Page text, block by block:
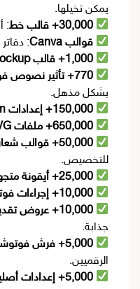
يمكن تخيلها.
30,000+ قالب خط
:
قوالب Canva
:
1,000+ قالب Mockup
770+ تأثير نصوص فوتوشوب
بشكل مذهل.
150,000+ إعدادات Lightroom
650,000+ ملفات SVG
50,000+ قوالب شعارات
للتخصيص.
25,000+ أيقونة متجهة
10,000+ إجراءات فوتوشوب
10,000+ عروض تقديمية وإنفوجرافيك
جذابة.
5,000+ فرش فوتوشوب
الرقميين.
5,000+ إعدادات أصلية